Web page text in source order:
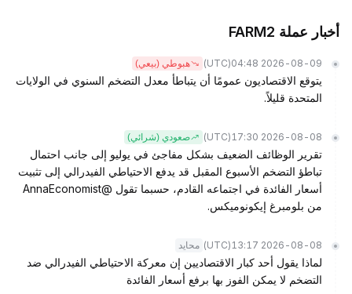
أخبار عملة FARM2
2026-08-09 04:48
(UTC) هبوطي (بيعي)
يتوقع الاقتصاديون عمومًا أن يتباطأ معدل التضخم السنوي في الولايات
المتحدة قليلاً.
2026-08-08 17:30
(UTC) صعودي (شرائي)
تقرير الوظائف الضعيف بشكل مفاجئ في يوليو إلى جانب احتمال
تباطؤ التضخم الأسبوع المقبل قد يدفع الاحتياطي الفيدرالي إلى تثبيت
أسعار الفائدة في اجتماعه القادم، حسبما تقول @AnnaEconomist
من بلومبرغ إيكونوميكس.
2026-08-08 13:17
(UTC) محايد
لماذا يقول أحد كبار الاقتصاديين إن معركة الاحتياطي الفيدرالي ضد
التضخم لا يمكن الفوز بها برفع أسعار الفائدة